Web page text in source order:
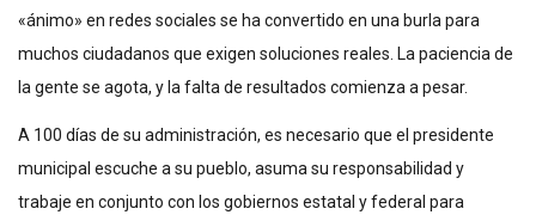
«ánimo» en redes sociales se ha convertido en una burla para
muchos ciudadanos que exigen soluciones reales. La paciencia de
la gente se agota, y la falta de resultados comienza a pesar.
A 100 días de su administración, es necesario que el presidente
municipal escuche a su pueblo, asuma su responsabilidad y
trabaje en conjunto con los gobiernos estatal y federal para